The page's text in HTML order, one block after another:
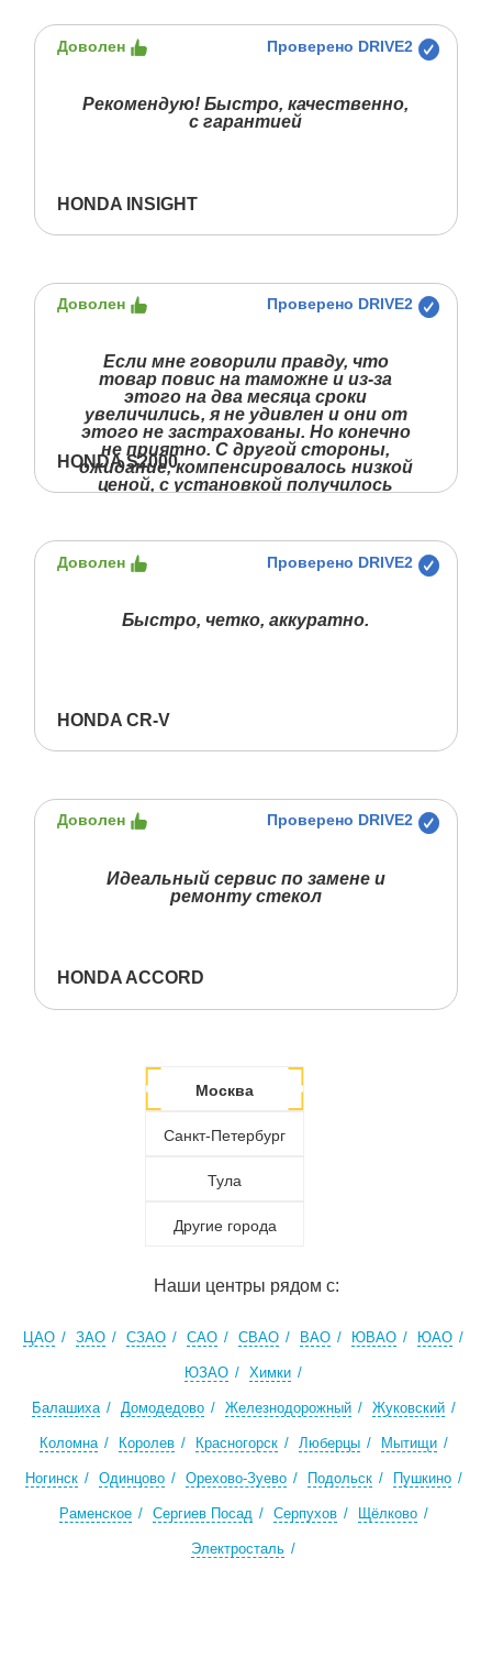
Доволен Проверено DRIVE2
Рекомендую! Быстро, качественно,
с гарантией
HONDA INSIGHT
Доволен Проверено DRIVE2
Если мне говорили правду, что
товар повис на таможне и из-за
этого на два месяца сроки
увеличились, я не удивлен и они от
этого не застрахованы. Но конечно
не приятно. С другой стороны,
ожидание, компенсировалось низкой
ценой, с установкой получилось
полностью, отвечали на мои
глупые вопросы и все объяснили.
HONDA S2000
Доволен Проверено DRIVE2
Быстро, четко, аккуратно.
HONDA CR-V
Доволен Проверено DRIVE2
Идеальный сервис по замене и
ремонту стекол
HONDA ACCORD
Москва
Санкт-Петербург
Тула
Другие города
Наши центры рядом с:
ЦАО ЗАО СЗАО САО СВАО ВАО ЮВАО ЮАО
ЮЗАО Химки
Балашиха Домодедово Железнодорожный Жуковский
Коломна Королев Красногорск Люберцы Мытищи
Ногинск Одинцово Орехово-Зуево Подольск Пушкино
Раменское Сергиев Посад Серпухов Щёлково
Электросталь